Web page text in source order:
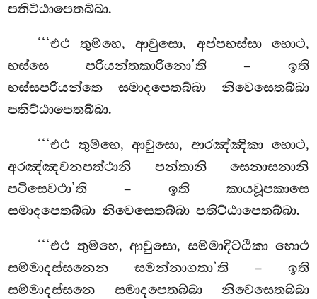
පතිට්ඨාපෙතබ්බා.
‘‘‘එථ තුම්හෙ, ආවුසො, අප්පභස්සා හොථ,
භස්සෙ පරියන්තකාරිනො’ති – ඉති
භස්සපරියන්තෙ සමාදපෙතබ්බා නිවෙසෙතබ්බා
පතිට්ඨාපෙතබ්බා.
‘‘‘එථ තුම්හෙ, ආවුසො, ආරඤ්ඤිකා හොථ,
අරඤ්ඤවනපත්ථානි පන්තානි සෙනාසනානි
පටිසෙවථා’ති – ඉති කායවූපකාසෙ
සමාදපෙතබ්බා නිවෙසෙතබ්බා පතිට්ඨාපෙතබ්බා.
‘‘‘එථ තුම්හෙ, ආවුසො, සම්මාදිට්ඨිකා හොථ
සම්මාදස්සනෙන සමන්නාගතා’ති – ඉති
සම්මාදස්සනෙ සමාදපෙතබ්බා නිවෙසෙතබ්බා